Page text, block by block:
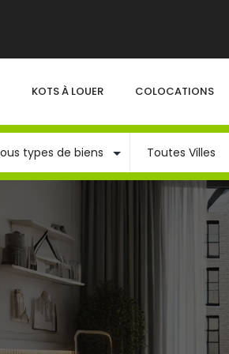
KOTS À LOUER COLOCATIONS